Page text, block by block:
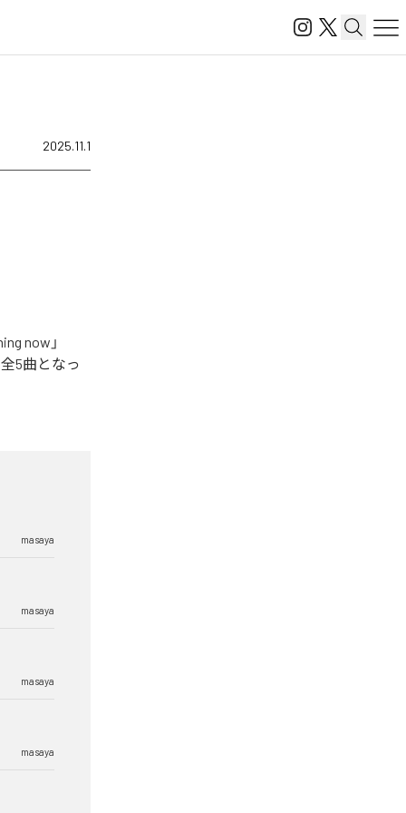
2025.11.1
now」
全5曲となっ
masaya
masaya
masaya
masaya